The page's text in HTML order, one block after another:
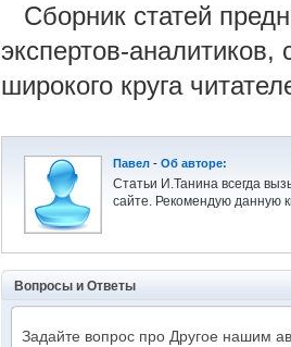
Сборник статей
экспертов-аналитиков,
широкого круга
Павел- Об авторе:
Статьи И.Танина всегда
сайте. Рекомендую данную
Вопросы и Ответы